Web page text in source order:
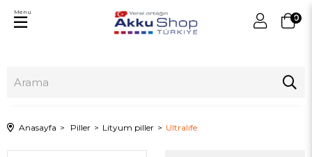
0
Menu
Anasayfa Piller Lityum piller Ultralife